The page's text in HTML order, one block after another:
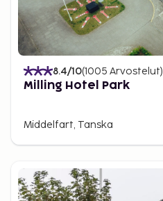
8.4/10(1005 Arvostelut)
Milling Hotel Park
Middelfart, Tanska